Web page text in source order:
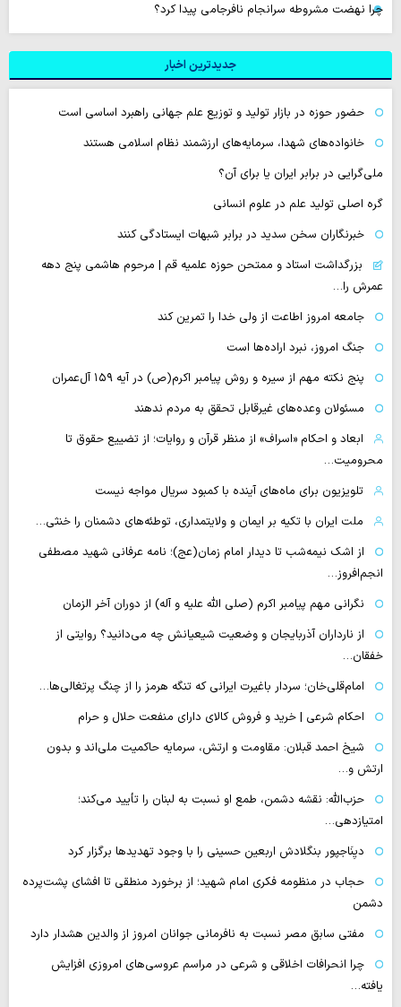
چرا نهضت مشروطه سرانجام نافرجامی پیدا کرد؟
جدیدترین اخبار
حضور حوزه در بازار تولید و توزیع علم جهانی راهبرد اساسی است
خانواده‌های شهدا، سرمایه‌های ارزشمند نظام اسلامی هستند
ملی‌گرایی در برابر ایران یا برای آن؟
گره اصلی تولید علم در علوم انسانی
خبرنگاران سخن سدید در برابر شبهات ایستادگی کنند
بزرگداشت استاد و ممتحن حوزه علمیه قم | مرحوم هاشمی پنج دهه
عمرش را…
جامعه امروز اطاعت از ولی خدا را تمرین کند
جنگ امروز، نبرد اراده‌ها است
پنج نکته مهم از سیره و روش پیامبر اکرم(ص) در آیه ۱۵۹ آل‌عمران
مسئولان وعده‌های غیرقابل تحقق به مردم ندهند
ابعاد و احکام «اسراف» از منظر قرآن و روایات؛ از تضییع حقوق تا
محرومیت…
تلویزیون برای ماه‌های آینده با کمبود سریال مواجه نیست
ملت ایران با تکیه بر ایمان و ولایتمداری، توطئه‌های دشمنان را خنثی…
از اشک نیمه‌شب تا دیدار امام زمان(عج)؛ نامه عرفانی شهید مصطفی
انجم‌افروز…
نگرانی مهم پیامبر اکرم (صلی الله علیه و آله) از دوران آخر الزمان
از نارداران آذربایجان و وضعیت شیعیانش چه می‌دانید؟ روایتی از
خفقان…
امام‌قلی‌خان؛ سردار باغیرت ایرانی که تنگه هرمز را از چنگ پرتغالی‌ها…
احکام شرعی | خرید و فروش کالای دارای منفعت حلال و حرام
شیخ احمد قبلان: مقاومت و ارتش، سرمایه حاکمیت ملی‌اند و بدون
ارتش و…
حزب‌الله: نقشه دشمن، طمع‌ او نسبت به لبنان را تأیید می‌کند؛
امتیازدهی…
دیِنَاجپور بنگلادش اربعین حسینی را با وجود تهدیدها برگزار کرد
حجاب در منظومه فکری امام شهید؛ از برخورد منطقی تا افشای پشت‌پرده
دشمن
مفتی سابق مصر نسبت به نافرمانی جوانان امروز از والدین هشدار دارد
چرا انحرافات اخلاقی و شرعی در مراسم عروسی‌های امروزی افزایش
یافته…